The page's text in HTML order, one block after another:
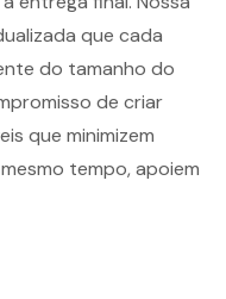
que cada
do tamanho do
de criar
que minimizem
tempo, apoiem